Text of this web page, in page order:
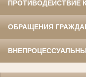
ПРОТИВОДЕЙСТВИЕ
ОБРАЩЕНИЯ